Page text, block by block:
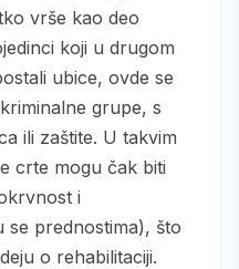
vrše kao deo
koji u drugom
ubice, ovde se
grupe, s
ili zaštite. U takvim
crte mogu čak biti
i
se prednostima), što
o rehabilitaciji.